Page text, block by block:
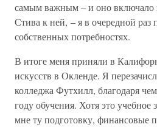
самым важным – и оно включало
Стива к ней, – я в очередной раз
собственных потребностях.
В итоге меня приняли в
искусств в Окленде. Я
колледжа Футхилл, благодаря
году обучения. Хотя это учебное
мне ту подготовку, финансовые